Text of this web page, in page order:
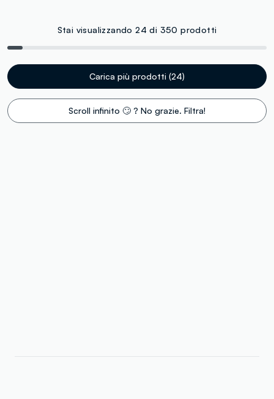
Stai visualizzando 24 di 350 prodotti
Carica più prodotti (24)
Scroll infinito 🙄 ? No grazie. Filtra!